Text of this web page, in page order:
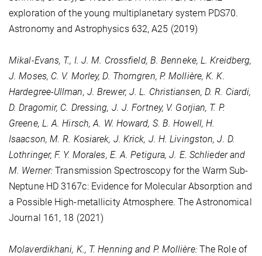
exploration of the young multiplanetary system PDS70.
Astronomy and Astrophysics 632, A25 (2019)
Mikal-Evans, T., I. J. M. Crossfield, B. Benneke, L. Kreidberg,
J. Moses, C. V. Morley, D. Thorngren, P. Mollière, K. K.
Hardegree-Ullman, J. Brewer, J. L. Christiansen, D. R. Ciardi,
D. Dragomir, C. Dressing, J. J. Fortney, V. Gorjian, T. P.
Greene, L. A. Hirsch, A. W. Howard, S. B. Howell, H.
Isaacson, M. R. Kosiarek, J. Krick, J. H. Livingston, J. D.
Lothringer, F. Y. Morales, E. A. Petigura, J. E. Schlieder and
M. Werner: Transmission Spectroscopy for the Warm Sub-
Neptune HD 3167c: Evidence for Molecular Absorption and
a Possible High-metallicity Atmosphere. The Astronomical
Journal 161 , 18 (2021)
Molaverdikhani, K., T. Henning and P. Mollière:The Role of